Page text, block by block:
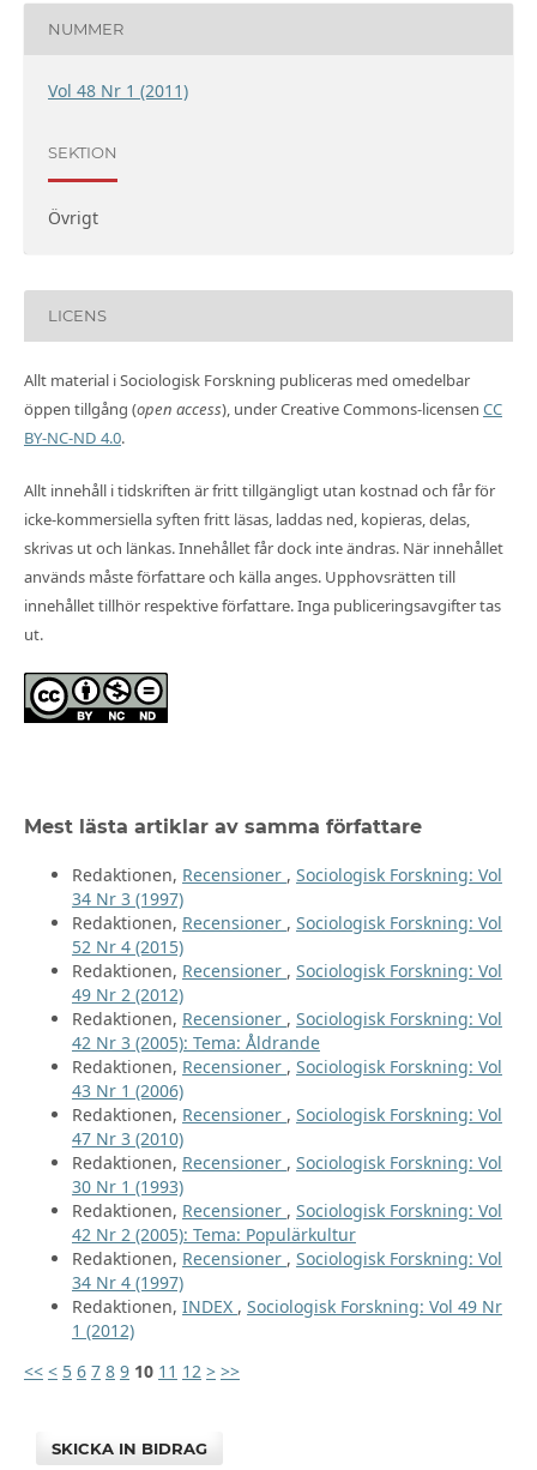
NUMMER
Vol 48 Nr 1 (2011)
SEKTION
Övrigt
LICENS
Allt material i Sociologisk Forskning publiceras med omedelbar
öppen tillgång (open access), under Creative Commons-licensen CC
BY-NC-ND 4.0.
Allt innehåll i tidskriften är fritt tillgängligt utan kostnad och får för
icke-kommersiella syften fritt läsas, laddas ned, kopieras, delas,
skrivas ut och länkas. Innehållet får dock inte ändras. När innehållet
används måste författare och källa anges. Upphovsrätten till
innehållet tillhör respektive författare. Inga publiceringsavgifter tas
ut.
Mest lästa artiklar av samma författare
Redaktionen, Recensioner , Sociologisk Forskning: Vol
34 Nr 3 (1997)
Redaktionen, Recensioner , Sociologisk Forskning: Vol
52 Nr 4 (2015)
Redaktionen, Recensioner , Sociologisk Forskning: Vol
49 Nr 2 (2012)
Redaktionen, Recensioner , Sociologisk Forskning: Vol
42 Nr 3 (2005): Tema: Åldrande
Redaktionen, Recensioner , Sociologisk Forskning: Vol
43 Nr 1 (2006)
Redaktionen, Recensioner , Sociologisk Forskning: Vol
47 Nr 3 (2010)
Redaktionen, Recensioner , Sociologisk Forskning: Vol
30 Nr 1 (1993)
Redaktionen, Recensioner , Sociologisk Forskning: Vol
42 Nr 2 (2005): Tema: Populärkultur
Redaktionen, Recensioner , Sociologisk Forskning: Vol
34 Nr 4 (1997)
Redaktionen, INDEX , Sociologisk Forskning: Vol 49 Nr
1 (2012)
<< < 5 6 7 8 9 10 11 12 > >>
SKICKA IN BIDRAG